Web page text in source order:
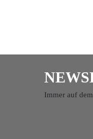
Immer auf